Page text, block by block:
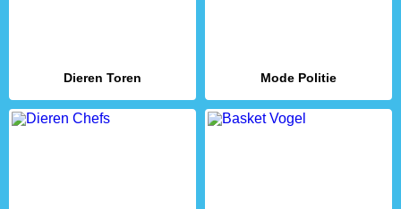
Dieren Toren Mode Politie